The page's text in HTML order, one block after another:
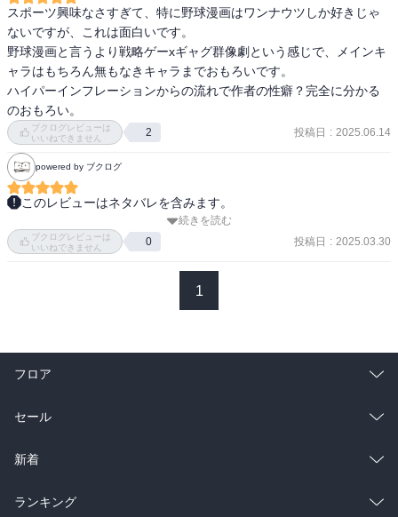
霜葩高校野球部ピッチャー。
３年。
広瀬と小中高とバッテリーを組んでいる。
調子に乗りやすく、調子を崩しやすい。
伊能 商人（いのう あきんど）
霜葩高校野球部補欠。
１年。
野球歴２か月。
甲子園に出場して本を書くために入部。
霜葩高校野球部監督。
千年に一度の高校球児と言われる天才。
神奈川県横浜市にある県立高校。
略称は「ハマソウ」。
スポーツ興味なさすぎて、特に野球漫画はワンナウツしか好きじゃ
ないですが、これは面白いです。
野球漫画と言うより戦略ゲーxギャグ群像劇という感じで、メインキ
ャラはもちろん無もなきキャラまでおもろいです。
ハイパーインフレーションからの流れで作者の性癖？完全に分かる
のおもろい。
ブクログレビューは
いいねできません
2 投稿日 : 2025.06.14
powered by ブクログ
このレビューはネタバレを含みます。
エセ野球で賭け事とかする系かとばかり思ってたが、野球の知識が
続きを読む
ブクログレビューは
いいねできません
0 投稿日 : 2025.03.30
1
フロア
総合
ラノベ
雑誌・グラビア
セール
総合
ラノベ
新着
総合
ランキング